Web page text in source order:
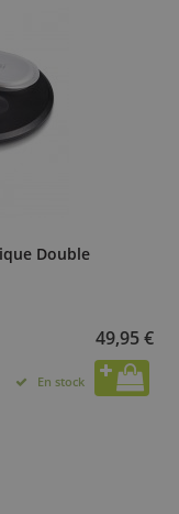
Double
49,95 €
En stock